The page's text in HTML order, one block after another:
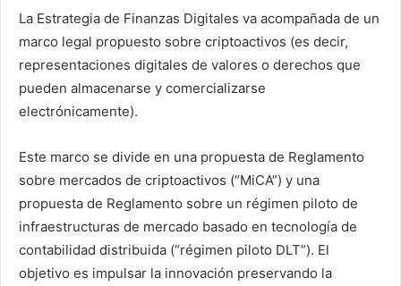
La Estrategia de Finanzas Digitales va acompañada de un
marco legal propuesto sobre criptoactivos (es decir,
representaciones digitales de valores o derechos que
pueden almacenarse y comercializarse
electrónicamente).
Este marco se divide en una propuesta de Reglamento
sobre mercados de criptoactivos (“MiCA”) y una
propuesta de Reglamento sobre un régimen piloto de
infraestructuras de mercado basado en tecnología de
contabilidad distribuida (“régimen piloto DLT”). El
objetivo es impulsar la innovación preservando la